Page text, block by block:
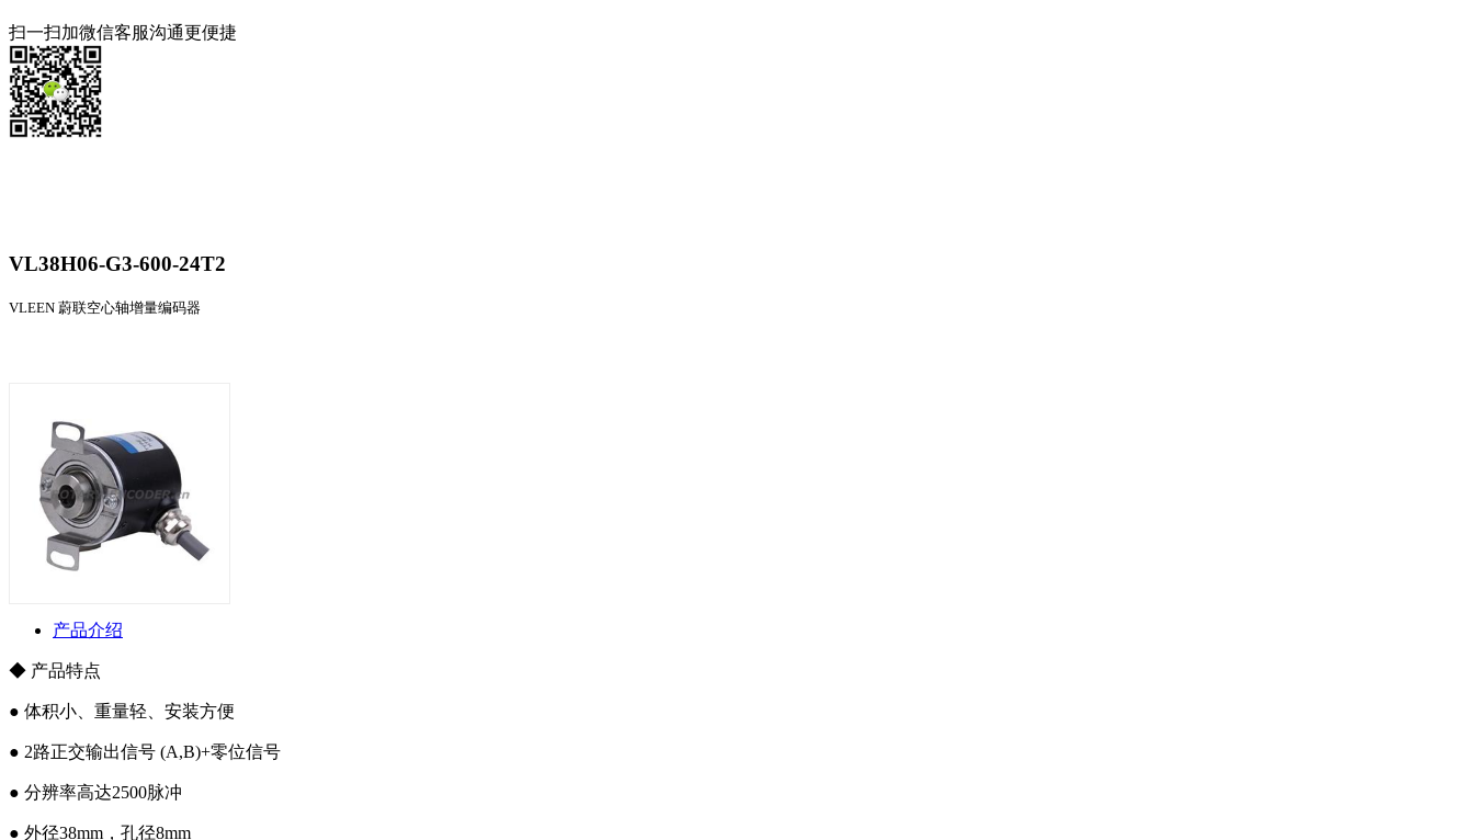
扫一扫加微信客服沟通更便捷
VL38H06-G3-600-24T2
VLEEN 蔚联空心轴增量编码器
产品介绍
◆ 产品特点
● 体积小、重量轻、安装方便
● 2路正交输出信号 (A,B)+零位信号
● 分辨率高达2500脉冲
● 外径38mm，孔径8mm